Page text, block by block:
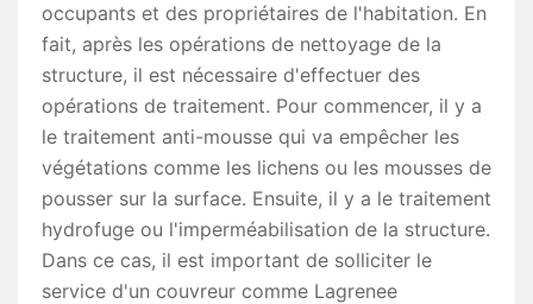
occupants et des propriétaires de l'habitation. En
fait, après les opérations de nettoyage de la
structure, il est nécessaire d'effectuer des
opérations de traitement. Pour commencer, il y a
le traitement anti-mousse qui va empêcher les
végétations comme les lichens ou les mousses de
pousser sur la surface. Ensuite, il y a le traitement
hydrofuge ou l'imperméabilisation de la structure.
Dans ce cas, il est important de solliciter le
service d'un couvreur comme Lagrenee